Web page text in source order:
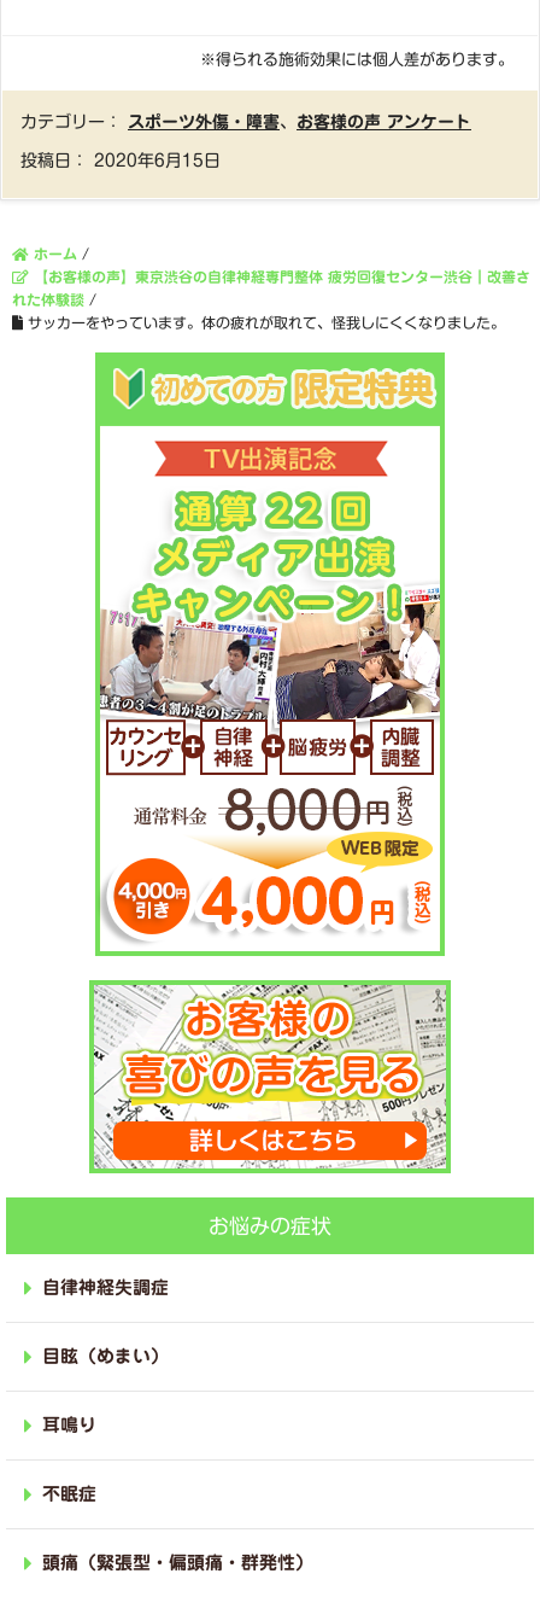
※得られる施術効果には個人差があります。
カテゴリー： スポーツ外傷・障害、 お客様の声 アンケート
投稿日： 2020年6月15日
ホーム /
【お客様の声】東京渋谷の自律神経専門整体 疲労回復センター渋谷｜改善さ
れた体験談 /
サッカーをやっています。体の疲れが取れて、怪我しにくくなりました。
お悩みの症状
自律神経失調症
目眩（めまい）
耳鳴り
不眠症
頭痛（緊張型・偏頭痛・群発性）